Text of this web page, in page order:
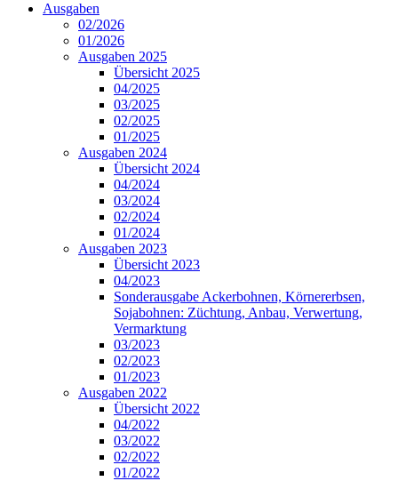
Ausgaben
02/2026
01/2026
Ausgaben 2025
Übersicht 2025
04/2025
03/2025
02/2025
01/2025
Ausgaben 2024
Übersicht 2024
04/2024
03/2024
02/2024
01/2024
Ausgaben 2023
Übersicht 2023
04/2023
Sonderausgabe Ackerbohnen, Körnererbsen,
Sojabohnen: Züchtung, Anbau, Verwertung,
Vermarktung
03/2023
02/2023
01/2023
Ausgaben 2022
Übersicht 2022
04/2022
03/2022
02/2022
01/2022